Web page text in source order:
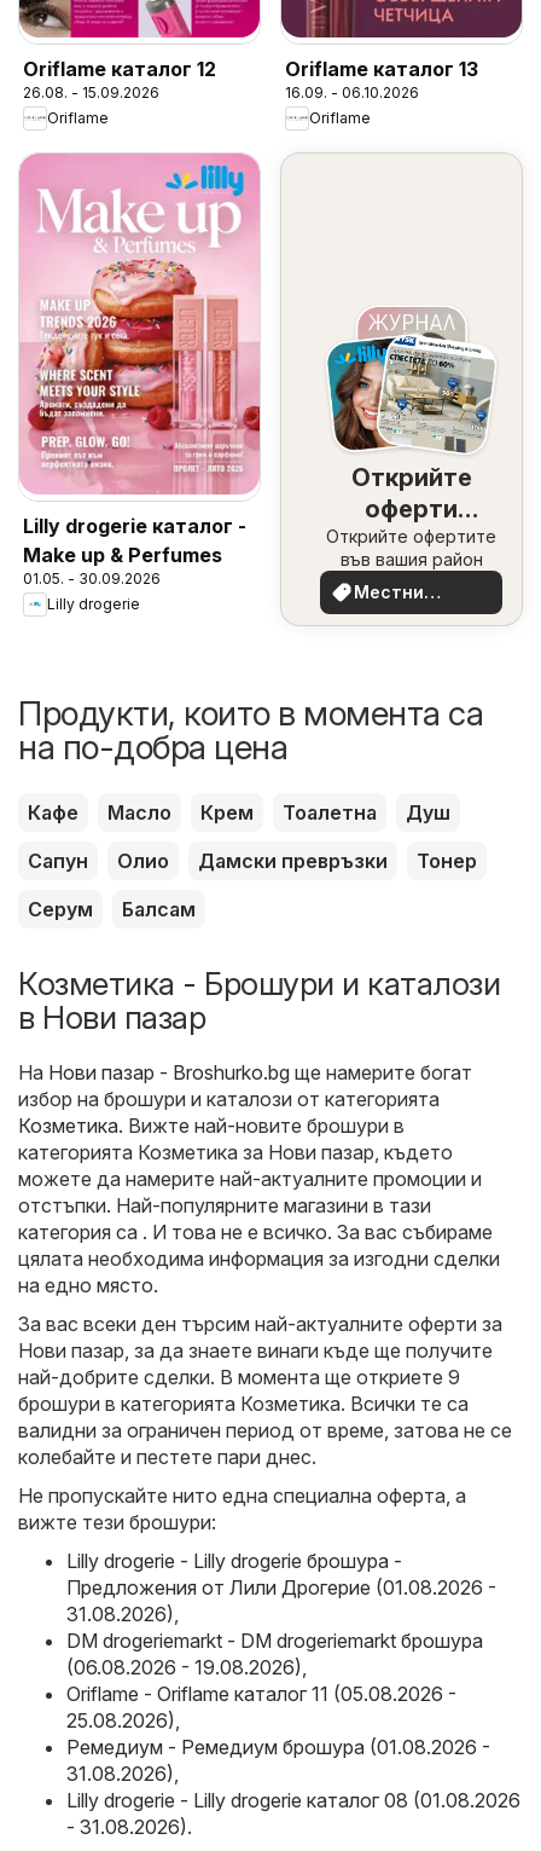
Oriflame каталог 12
26.08. - 15.09.2026
Oriflame
Oriflame каталог 13
16.09. - 06.10.2026
Oriflame
Lilly drogerie каталог -
Make up & Perfumes
01.05. - 30.09.2026
Lilly drogerie
Открийте
оферти
наблизо
Открийте офертите
във вашия район
Местни
оферти
Продукти, които в момента са
на по-добра цена
Кафе Масло Крем Тоалетна
Душ
Сапун
Олио Дамски превръзки
Тонер
Серум
Балсам
Козметика - Брошури и каталози
в Нови пазар
На Нови пазар - Broshurko.bg ще намерите богат
избор на брошури и каталози от категорията
Козметика. Вижте най-новите брошури в
категорията Козметика за Нови пазар, където
можете да намерите най-актуалните промоции и
отстъпки. Най-популярните магазини в тази
категория са . И това не е всичко. За вас събираме
цялата необходима информация за изгодни сделки
на едно място.
За вас всеки ден търсим най-актуалните оферти за
Нови пазар, за да знаете винаги къде ще получите
най-добрите сделки. В момента ще откриете 9
брошури в категорията Козметика. Всички те са
валидни за ограничен период от време, затова не се
колебайте и пестете пари днес.
Не пропускайте нито една специална оферта, а
вижте тези брошури:
Lilly drogerie - Lilly drogerie брошура -
Предложения от Лили Дрогерие (01.08.2026 -
31.08.2026)
DM drogeriemarkt - DM drogeriemarkt брошура
(06.08.2026 - 19.08.2026)
Oriflame - Oriflame каталог 11 (05.08.2026 -
25.08.2026)
Ремедиум - Ремедиум брошура (01.08.2026 -
31.08.2026)
Lilly drogerie - Lilly drogerie каталог 08 (01.08.2026
- 31.08.2026).